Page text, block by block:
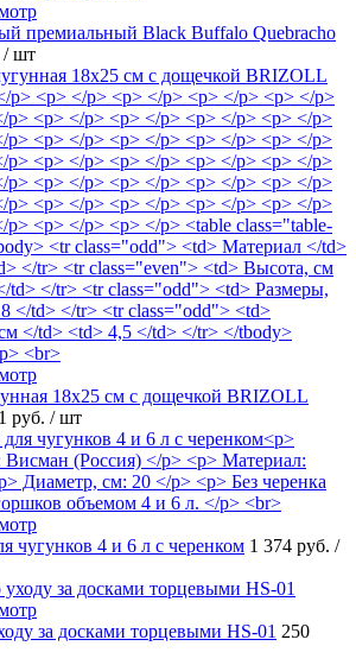
премиальный Black Buffalo Quebracho
/ шт
18х25 см с дощечкой BRIZOLL
руб. / шт
чугунков 4 и 6 л с черенком 1 374 руб. /
за досками торцевыми HS-01 250